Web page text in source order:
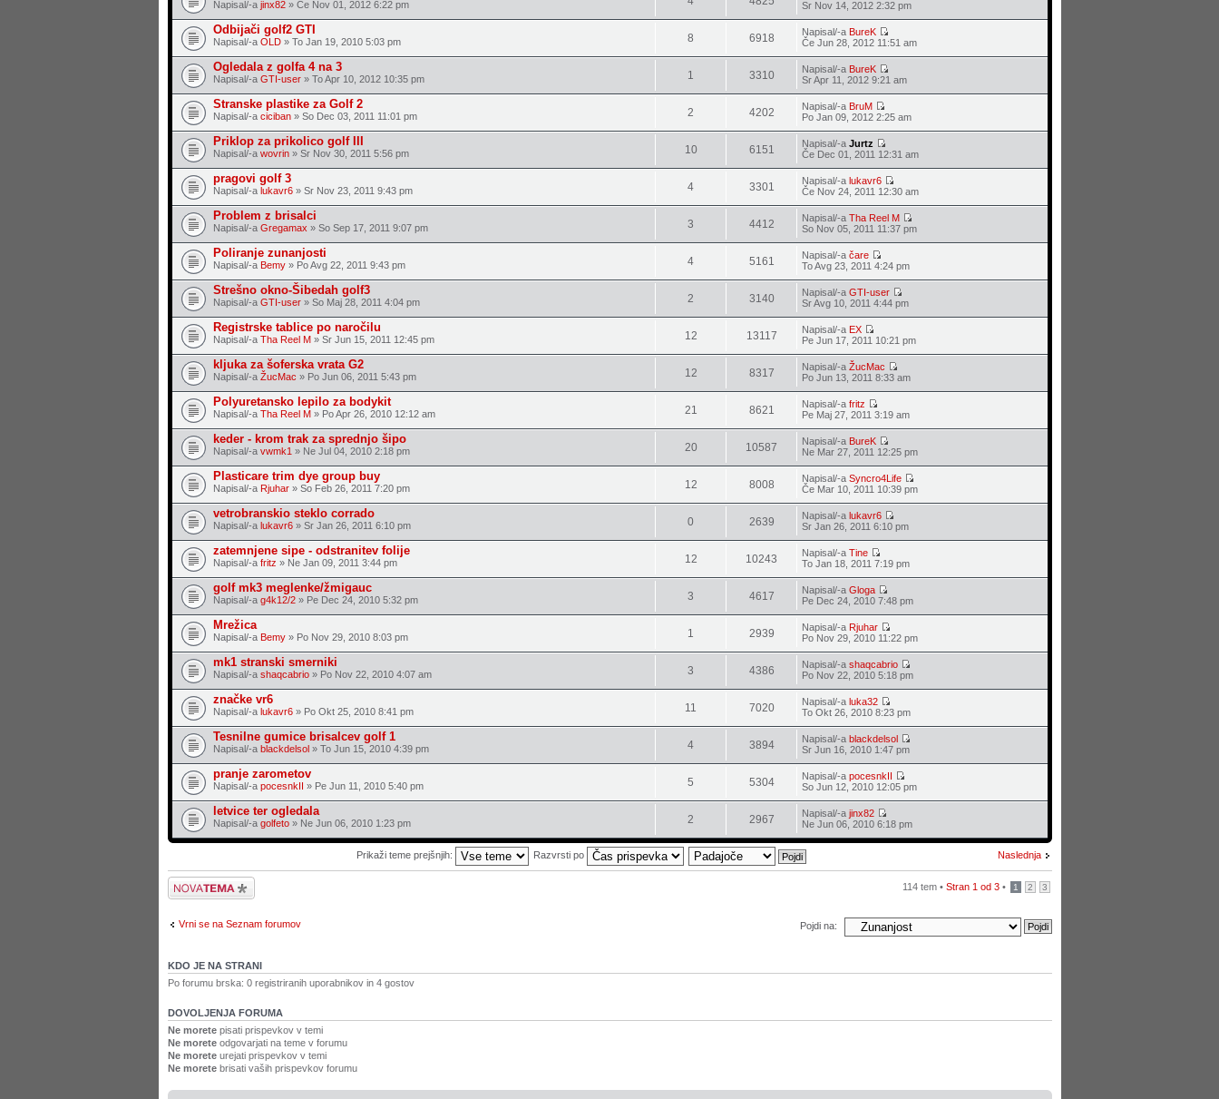
Napisal/-a jinx82» Če Nov 01, 2012 6:22 pm
Sr Nov 14, 2012 2:32 pm
Odbijači golf2 GTI
Napisal/-a OLD» To Jan 19, 2010 5:03 pm 8 6918 Napisal/-a BureK
Če Jun 28, 2012 11:51 am
Ogledala z golfa 4 na 3
Napisal/-a GTI-user» To Apr 10, 2012 10:35 pm 1 3310 Napisal/-a BureK
Sr Apr 11, 2012 9:21 am
Stranske plastike za Golf 2
Napisal/-a ciciban» So Dec 03, 2011 11:01 pm 2 4202 Napisal/-a BruM
Po Jan 09, 2012 2:25 am
Priklop za prikolico golf III
Napisal/-a wovrin» Sr Nov 30, 2011 5:56 pm 10 6151 Napisal/-aJurtz
Če Dec 01, 2011 12:31 am
pragovi golf 3
Napisal/-a lukavr6» Sr Nov 23, 2011 9:43 pm 4 3301 Napisal/-alukavr6
Če Nov 24, 2011 12:30 am
Problem z brisalci
Napisal/-a Gregamax » So Sep 17, 2011 9:07 pm 3 4412 Napisal/-aTha Reel M
So Nov 05, 2011 11:37 pm
Poliranje zunanjosti
Napisal/-a Bemy» Po Avg 22, 2011 9:43 pm 4 5161 Napisal/-ačare
To Avg 23, 2011 4:24 pm
Strešno okno-Šibedah golf3
Napisal/-a GTI-user» So Maj 28, 2011 4:04 pm 2 3140 Napisal/-aGTI-user
Sr Avg 10, 2011 4:44 pm
Registrske tablice po naročilu
Napisal/-a Tha Reel M» Sr Jun 15, 2011 12:45 pm 12 13117 Napisal/-a EX
Pe Jun 17, 2011 10:21 pm
kljuka za šoferska vrata G2
Napisal/-a ŽucMac » Po Jun 06, 2011 5:43 pm 12 8317 Napisal/-aŽucMac
Po Jun 13, 2011 8:33 am
Polyuretansko lepilo za bodykit
Napisal/-a Tha Reel M» Po Apr 26, 2010 12:12 am 21 8621 Napisal/-afritz
Pe Maj 27, 2011 3:19 am
keder - krom trak za sprednjo šipo
Napisal/-a vwmk1 » Ne Jul 04, 2010 2:18 pm 20 10587 Napisal/-a BureK
Ne Mar 27, 2011 12:25 pm
Plasticare trim dye group buy
Napisal/-a Rjuhar» So Feb 26, 2011 7:20 pm 12 8008 Napisal/-aSyncro4Life
Če Mar 10, 2011 10:39 pm
vetrobranskio steklo corrado
Napisal/-a lukavr6» Sr Jan 26, 2011 6:10 pm 0 2639 Napisal/-alukavr6
Sr Jan 26, 2011 6:10 pm
zatemnjene sipe - odstranitev folije
Napisal/-a fritz » Ne Jan 09, 2011 3:44 pm 12 10243 Napisal/-aTine
To Jan 18, 2011 7:19 pm
golf mk3 meglenke/žmigauc
Napisal/-a g4k12/2» Pe Dec 24, 2010 5:32 pm 3 4617 Napisal/-aGloga
Pe Dec 24, 2010 7:48 pm
Mrežica
Napisal/-a Bemy» Po Nov 29, 2010 8:03 pm 1 2939 Napisal/-a Rjuhar
Po Nov 29, 2010 11:22 pm
mk1 stranski smerniki
Napisal/-a shaqcabrio» Po Nov 22, 2010 4:07 am 3 4386 Napisal/-ashaqcabrio
Po Nov 22, 2010 5:18 pm
značke vr6
Napisal/-a lukavr6» Po Okt 25, 2010 8:41 pm 11 7020 Napisal/-aluka32
To Okt 26, 2010 8:23 pm
Tesnilne gumice brisalcev golf 1
Napisal/-a blackdelsol» To Jun 15, 2010 4:39 pm 4 3894 Napisal/-ablackdelsol
Sr Jun 16, 2010 1:47 pm
pranje zarometov
Napisal/-a pocesnkII » Pe Jun 11, 2010 5:40 pm 5 5304 Napisal/-apocesnkII
So Jun 12, 2010 12:05 pm
letvice ter ogledala
Napisal/-a golfeto» Ne Jun 06, 2010 1:23 pm 2 2967 Napisal/-ajinx82
Ne Jun 06, 2010 6:18 pm
Naslednja
Prikaži teme prejšnjih: Razvrsti po
Napiši novo temo 114 tem • Stran 1 od 3• 1 2 3
Vrni se na Seznam forumov Pojdi na:
KDO JE NA STRANI
Po forumu brska: 0 registriranih uporabnikov in 4 gostov
DOVOLJENJA FORUMA
Ne moretepisati prispevkov v temi
Ne moreteodgovarjati na teme v forumu
Ne moreteurejati prispevkov v temi
Ne moretebrisati vaših prispevkov forumu